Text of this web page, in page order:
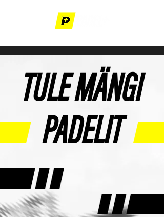
TULE MÄNGI
PADELIT